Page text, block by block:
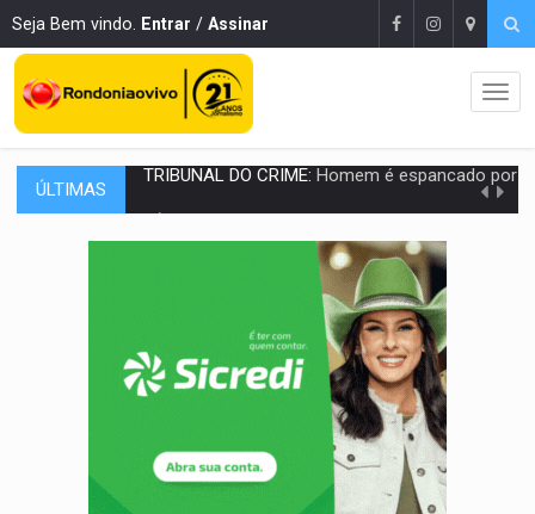
Seja Bem vindo. Entrar / Assinar
ÚLTIMAS Perseguição é registrada no shopping após colombiana furtar
LUDOPATIA:Apostas online começam a afetar produtividade e rotina
Plantar árvores não será mais suficiente para
OVNIS NA LUA:Cientistas alertam para possível base secreta no satélite
ACABOU COM PEUGEOT:Incêndio destrói carro que era rebocado para oficina
Ladrão é filmado furtando moto na frente do bar
BOLSAS DE PESQUISA: Iniciativa Amazônia+10 lança chamada para fortalecer